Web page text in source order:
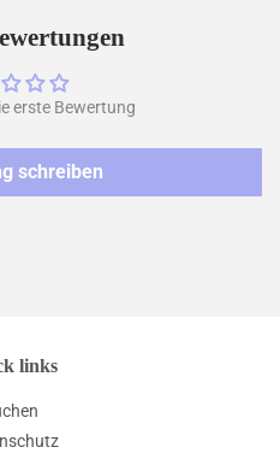
pinnen
erste Bewertung
schreiben
links